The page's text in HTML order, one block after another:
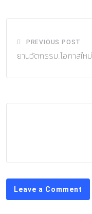
PREVIOUS POST
ยานวัตกรรม..โอกาสใหม่
Leave a Comment